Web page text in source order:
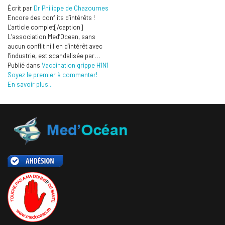
Écrit par Dr Philippe de Chazournes
Encore des conflits d’intérêts !
L'article complet[/caption]
L’association Med’Ocean, sans
aucun conflit ni lien d’intérêt avec
l’industrie, est scandalisée par…
Publié dans Vaccination grippe H1N1
Soyez le premier à commenter!
En savoir plus...